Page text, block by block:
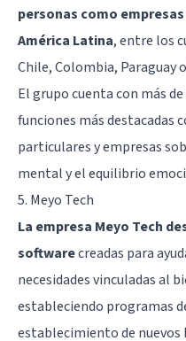
personas como
América Latina, entre los
Chile, Colombia, Paraguay
El grupo cuenta con más de
funciones más destacadas
particulares y empresas
mental y el equilibrio
5. Meyo Tech
La empresa Meyo Tech
softwarecreadas para
necesidades vinculadas al
estableciendo programas
establecimiento de nuevos